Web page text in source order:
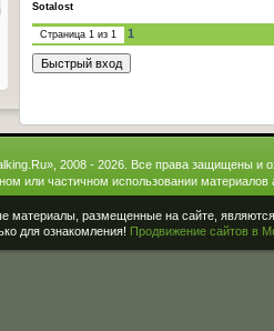
Sotalost
Страница 1 из 1 1
», 2008 - 2026. Все права защищены и
или частичном использовании материалов
материалы, размещенные на сайте,
для ознакомления! Продвижение сайтов в